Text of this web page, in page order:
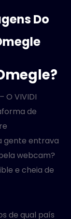
Do
O VIVIDI
de
gente entrava
webcam?
e cheia de
de qual país